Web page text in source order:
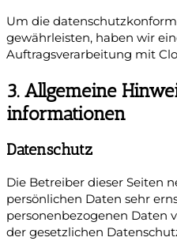
Um die
gewährleisten, haben wir
Auftragsverarbeitung mit
3. Allgemeine
informationen
Datenschutz
Die Betreiber dieser Seiten
persönlichen Daten sehr
personenbezogenen Daten
der gesetzlichen